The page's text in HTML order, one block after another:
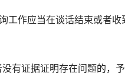
作应当在谈话结束或者收
证据证明存在问题的，予